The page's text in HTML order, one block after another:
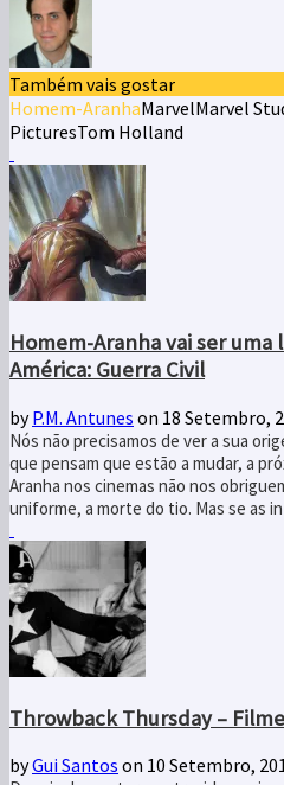
Também vais gostar
Homem-AranhaMarvelMarvel
PicturesTom Holland
Homem-Aranha vai ser
América: Guerra Civil
byP.M. Antunes on 18 Setembro,
Nós não precisamos de ver a sua
que pensam que estão a mudar, a
Aranha nos cinemas não nos
uniforme, a morte do tio. Mas se as
Throwback Thursday –
byGui Santos on 10 Setembro,